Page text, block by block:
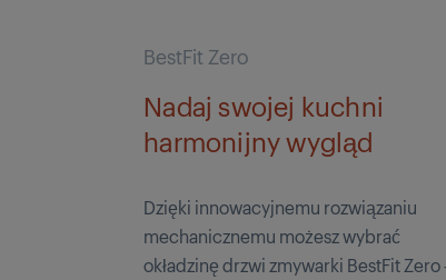
BestFit Zero
Nadaj swojej kuchni
harmonijny wygląd
Dzięki innowacyjnemu rozwiązaniu
mechanicznemu możesz wybrać
okładzinę drzwi zmywarki BestFit Zero